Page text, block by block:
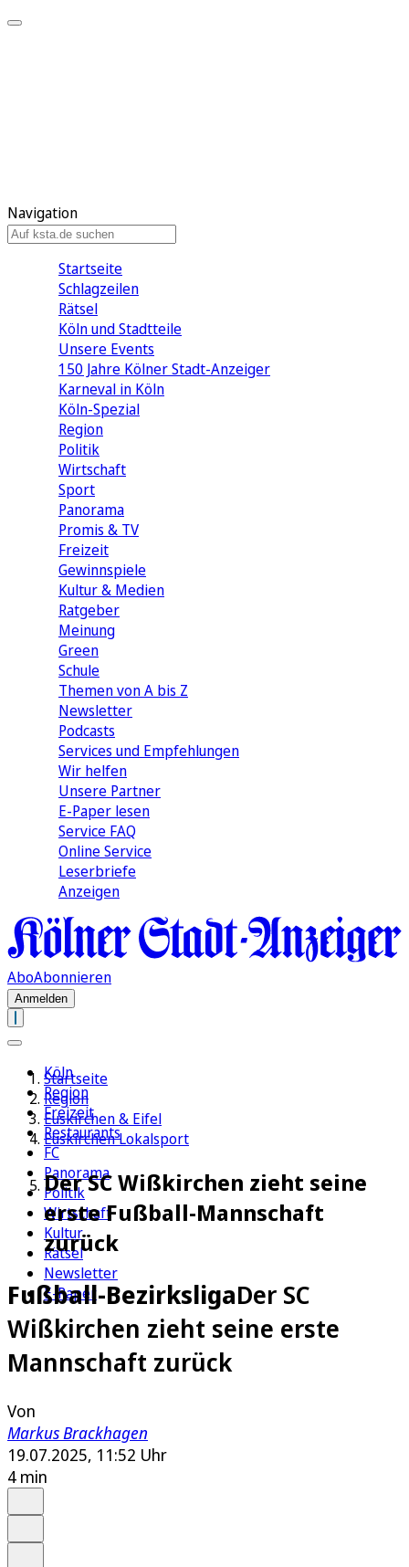
Navigation
Startseite
Schlagzeilen
Rätsel
Köln und Stadtteile
Unsere Events
150 Jahre Kölner Stadt-Anzeiger
Karneval in Köln
Köln-Spezial
Region
Politik
Wirtschaft
Sport
Panorama
Promis & TV
Freizeit
Gewinnspiele
Kultur & Medien
Ratgeber
Meinung
Green
Schule
Themen von A bis Z
Newsletter
Podcasts
Services und Empfehlungen
Wir helfen
Unsere Partner
E-Paper lesen
Service FAQ
Online Service
Leserbriefe
Anzeigen
AboAbonnieren
Anmelden
Köln
Region
Freizeit
Restaurants
FC
Panorama
Politik
Wirtschaft
Kultur
Rätsel
Newsletter
E-Paper
Startseite
Region
Euskirchen & Eifel
Euskirchen Lokalsport
Der SC Wißkirchen zieht seine
erste Fußball-Mannschaft
zurück
Fußball-BezirksligaDer SC
Wißkirchen zieht seine erste
Mannschaft zurück
Von
Markus Brackhagen
19.07.2025, 11:52 Uhr
4 min